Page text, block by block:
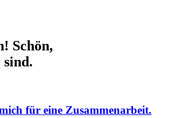
Schön,
sind.
für eine Zusammenarbeit.